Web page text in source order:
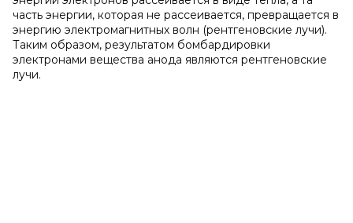
часть энергии, которая не рассеивается, превращается в
энергию электромагнитных волн (рентгеновские лучи).
Таким образом, результатом бомбардировки
электронами вещества анода являются рентгеновские
лучи.